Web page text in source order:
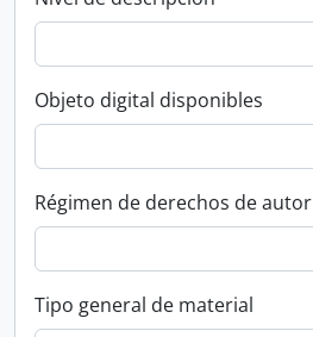
Objeto digital disponibles
Régimen de derechos de autor
Tipo general de material